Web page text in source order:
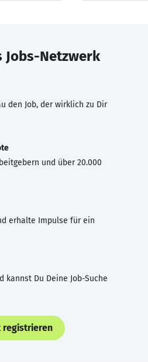
Jobs-Netzwerk
den Job, der wirklich zu Dir
und über 20.000
erhalte Impulse für ein
kannst Du Deine Job-Suche
registrieren